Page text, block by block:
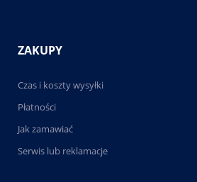
ZAKUPY
Czas i koszty wysyłki
Płatności
Jak zamawiać
Serwis lub reklamacje